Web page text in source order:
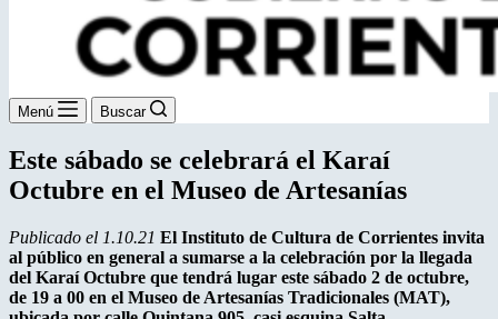
Menú Buscar
Este sábado se celebrará el Karaí
Octubre en el Museo de Artesanías
Publicado el 1.10.21 El Instituto de Cultura de Corrientes invita
al público en general a sumarse a la celebración por la llegada
del Karaí Octubre que tendrá lugar este sábado 2 de octubre,
de 19 a 00 en el Museo de Artesanías Tradicionales (MAT),